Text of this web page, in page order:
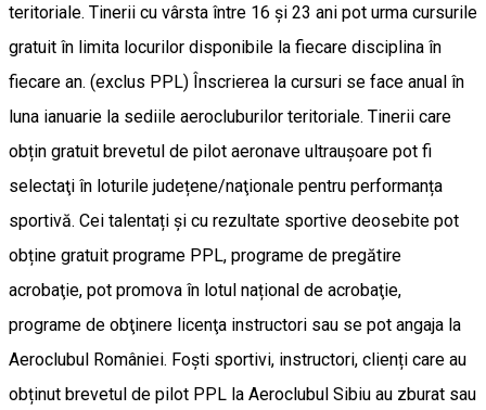
teritoriale. Tinerii cu vârsta între 16 şi 23 ani pot urma cursurile
gratuit în limita locurilor disponibile la fiecare disciplina în
fiecare an. (exclus PPL) Înscrierea la cursuri se face anual în
luna ianuarie la sediile aerocluburilor teritoriale. Tinerii care
obțin gratuit brevetul de pilot aeronave ultraușoare pot fi
selectaţi în loturile județene/naţionale pentru performanța
sportivă. Cei talentați şi cu rezultate sportive deosebite pot
obține gratuit programe PPL, programe de pregătire
acrobaţie, pot promova în lotul național de acrobaţie,
programe de obţinere licenţa instructori sau se pot angaja la
Aeroclubul României. Foști sportivi, instructori, clienți care au
obținut brevetul de pilot PPL la Aeroclubul Sibiu au zburat sau